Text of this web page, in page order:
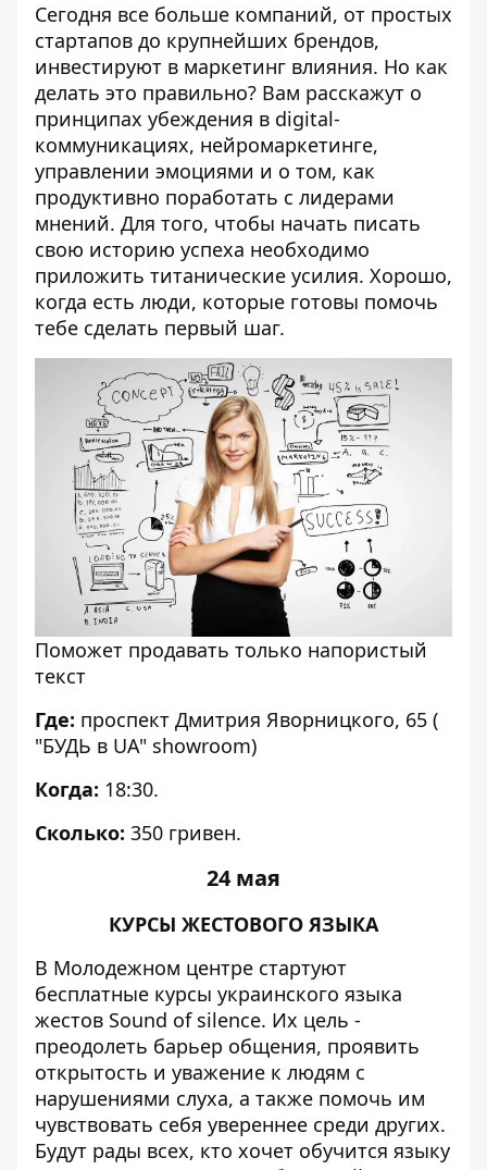
Сегодня все больше компаний, от простых
стартапов до крупнейших брендов,
инвестируют в маркетинг влияния. Но как
делать это правильно? Вам расскажут о
принципах убеждения в digital-
коммуникациях, нейромаркетинге,
управлении эмоциями и о том, как
продуктивно поработать с лидерами
мнений. Для того, чтобы начать писать
свою историю успеха необходимо
приложить титанические усилия. Хорошо,
когда есть люди, которые готовы помочь
тебе сделать первый шаг.
Поможет продавать только напористый
текст
Где: проспект Дмитрия Яворницкого, 65 (
"БУДЬ в UA" showroom)
Когда: 18:30.
Сколько: 350 гривен.
24 мая
КУРСЫ ЖЕСТОВОГО ЯЗЫКА
В Молодежном центре стартуют
бесплатные курсы украинского языка
жестов Sound of silence. Их цель -
преодолеть барьер общения, проявить
открытость и уважение к людям с
нарушениями слуха, а также помочь им
чувствовать себя увереннее среди других.
Будут рады всех, кто хочет обучится языку